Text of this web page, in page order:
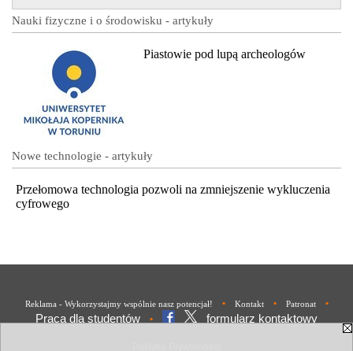
Nauki fizyczne i o środowisku - artykuły
Piastowie pod lupą archeologów
Nowe technologie - artykuły
Przełomowa technologia pozwoli na zmniejszenie wykluczenia
cyfrowego
Reklama - Wykorzystajmy wspólnie nasz potencjał! • Kontakt • Patronat •
Praca dla studentów • formularz kontaktowy